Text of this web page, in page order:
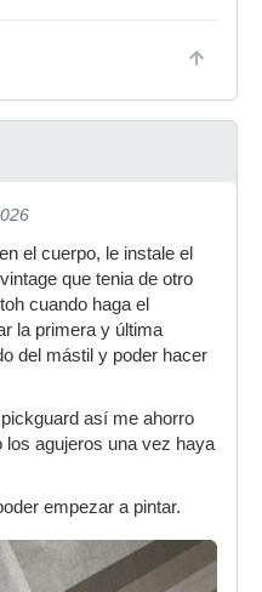
el cuerpo, le instale el
que tenia de otro
cuando haga el
la primera y última
del mástil y poder hacer
así me ahorro
los agujeros una vez haya
empezar a pintar.